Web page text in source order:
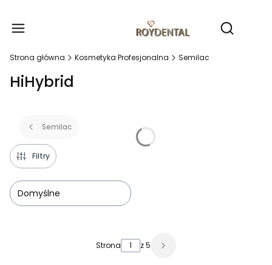
Otwórz
Strona główna Kosmetyka Profesjonalna Semilac
HiHybrid
Semilac
Filtry
Domyślne
Strona z 5 Następne produkty